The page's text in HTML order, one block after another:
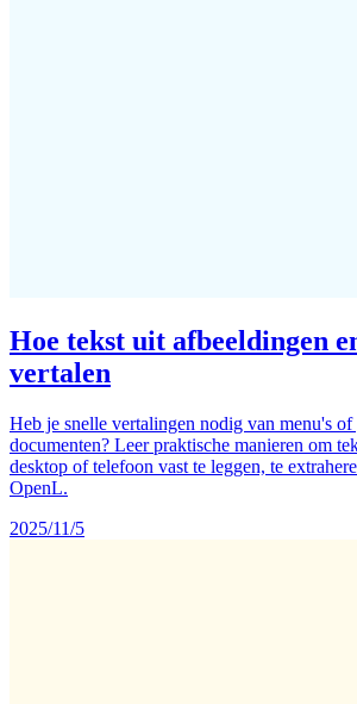
Hoe tekst uit afbeeldingen
vertalen
Heb je snelle vertalingen nodig van menu's of
documenten? Leer praktische manieren om
desktop of telefoon vast te leggen, te
OpenL.
2025/11/5